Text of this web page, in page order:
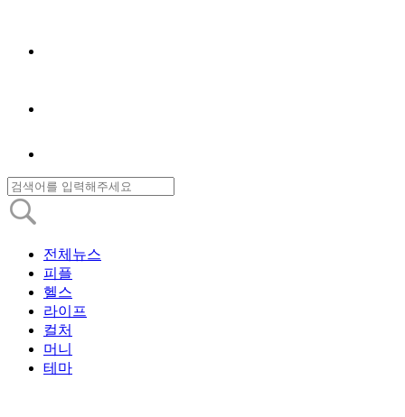
전체뉴스
피플
헬스
라이프
컬처
머니
테마